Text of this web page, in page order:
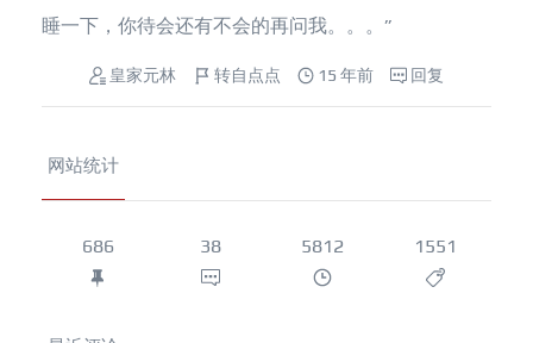
睡一下，你待会还有不会的再问我。。。”
皇家元林 转自点点 15 年前 回复
网站统计
686 38 5812 1551